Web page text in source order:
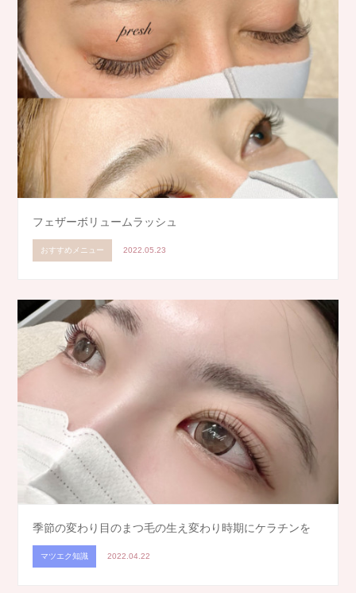
フェザーボリュームラッシュ
おすすめメニュー 2022.05.23
季節の変わり目のまつ毛の生え変わり時期にケラチンを
マツエク知識 2022.04.22